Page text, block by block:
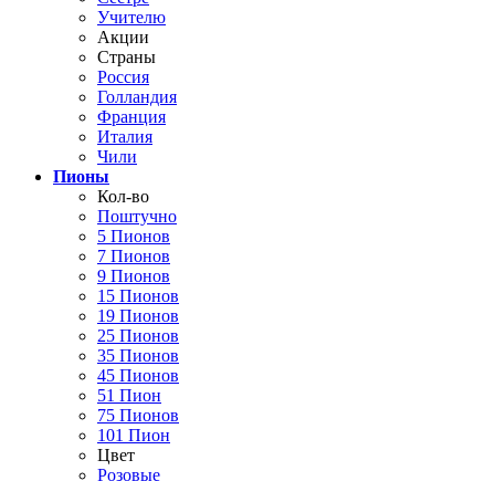
Учителю
Акции
Страны
Россия
Голландия
Франция
Италия
Чили
Пионы
Кол-во
Поштучно
5 Пионов
7 Пионов
9 Пионов
15 Пионов
19 Пионов
25 Пионов
35 Пионов
45 Пионов
51 Пион
75 Пионов
101 Пион
Цвет
Розовые